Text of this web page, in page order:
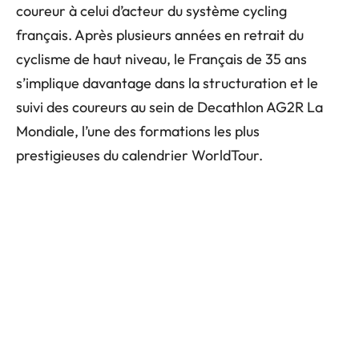
coureur à celui d’acteur du système cycling
français. Après plusieurs années en retrait du
cyclisme de haut niveau, le Français de 35 ans
s’implique davantage dans la structuration et le
suivi des coureurs au sein de Decathlon AG2R La
Mondiale, l’une des formations les plus
prestigieuses du calendrier WorldTour.